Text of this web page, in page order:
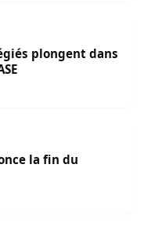
plongent dans
la fin du